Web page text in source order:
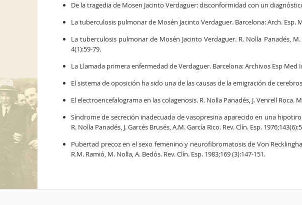
De la tragedia de Mosen Jacinto Verdaguer: disconformidad con un
La tuberculosis pulmonar de Mosén Jacinto Verdaguer. Barcelona: Arch. Esp.
La tuberculosis pulmonar de Mosén Jacinto Verdaguer. R. Nolla Panadés,
4(1):59-79.
La Llamada primera enfermedad de Verdaguer. Barcelona: Archivos Esp Med
El sistema de oposición ha sido una de las causas de la emigración de
El electroencefalograma en las colagenosis. R. Nolla Panadés, J. Venrell Roca.
Síndrome de secreción inadecuada de vasopresina aparecido en una
R. Nolla Panadés, J. Garcés Brusés, A.M. García Rico. Rev. Clín. Esp.
Pubertad precoz en el sexo femenino y neurofibromatosis de Von
R.M. Ramió, M. Nolla, A. Bedós. Rev. Clín. Esp. 1983;169 (3):147-151.